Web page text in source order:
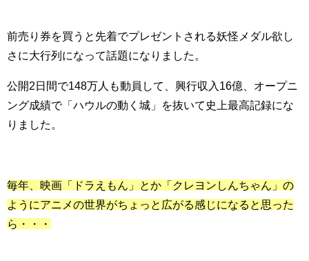
前売り券を買うと先着でプレゼントされる妖怪メダル欲し
さに大行列になって話題になりました。
公開2日間で148万人も動員して、興行収入16億、オープニ
ング成績で「ハウルの動く城」を抜いて史上最高記録にな
りました。
毎年、映画「ドラえもん」とか「クレヨンしんちゃん」の
ようにアニメの世界がちょっと広がる感じになると思った
ら・・・